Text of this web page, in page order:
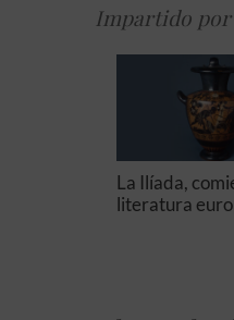
Impartido por
La Ilíada,
literatura